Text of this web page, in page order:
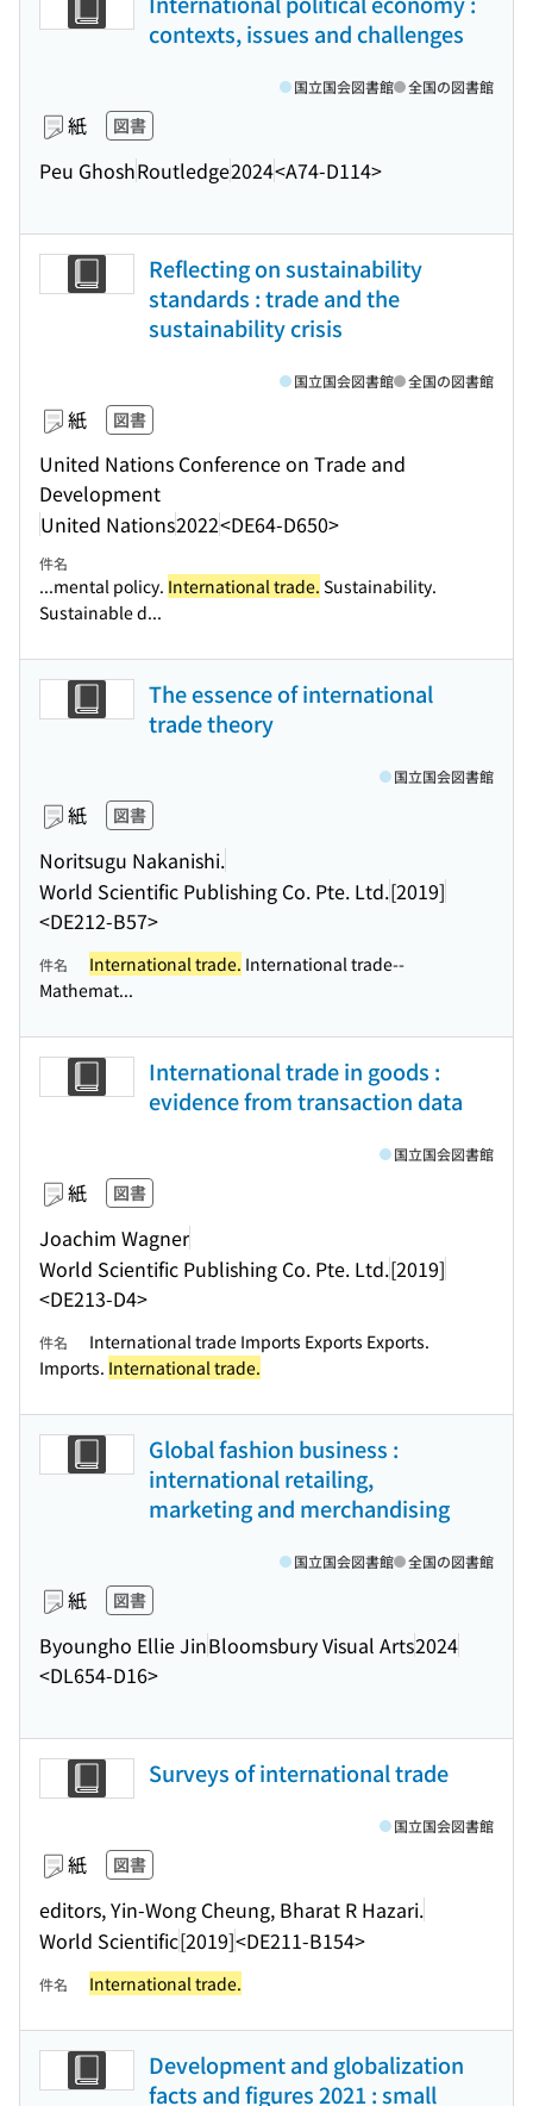
contexts, issues and challenges
紙 図書
Peu GhoshRoutledge2024<A74-D114>
国立国会図書館 全国の図書館
Reflecting on sustainability
standards : trade and the
sustainability crisis
紙 図書
United Nations Conference on Trade and
Development
United Nations2022<DE64-D650>
国立国会図書館 全国の図書館
件名
...mental policy. International trade. Sustainability.
Sustainable d...
The essence of international
trade theory
紙 図書
Noritsugu Nakanishi.
World Scientific Publishing Co. Pte. Ltd.[2019]
<DE212-B57>
国立国会図書館
件名 International trade. International trade--
Mathemat...
International trade in goods :
evidence from transaction data
紙 図書
Joachim Wagner
World Scientific Publishing Co. Pte. Ltd.[2019]
<DE213-D4>
国立国会図書館
件名
International trade Imports Exports Exports.
Imports. International trade.
Global fashion business :
international retailing,
marketing and merchandising
紙 図書
Byoungho Ellie JinBloomsbury Visual Arts2024
<DL654-D16>
国立国会図書館 全国の図書館
Surveys of international trade
紙 図書
editors, Yin-Wong Cheung, Bharat R Hazari.
World Scientific[2019]<DE211-B154>
国立国会図書館
件名 International trade.
Development and globalization
facts and figures 2021 : small